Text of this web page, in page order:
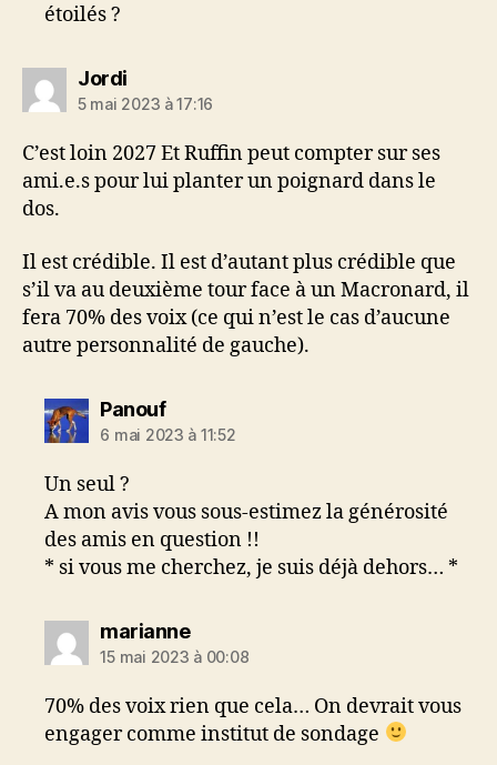
étoilés ?
Jordidit :
5 mai 2023 à 17:16
C’est loin 2027 Et Ruffin peut compter sur ses
ami.e.s pour lui planter un poignard dans le
dos.
Il est crédible. Il est d’autant plus crédible que
s’il va au deuxième tour face à un Macronard, il
fera 70% des voix (ce qui n’est le cas d’aucune
autre personnalité de gauche).
Panoufdit :
6 mai 2023 à 11:52
Un seul ?
A mon avis vous sous-estimez la générosité
des amis en question !!
* si vous me cherchez, je suis déjà dehors… *
mariannedit :
15 mai 2023 à 00:08
70% des voix rien que cela… On devrait vous
engager comme institut de sondage